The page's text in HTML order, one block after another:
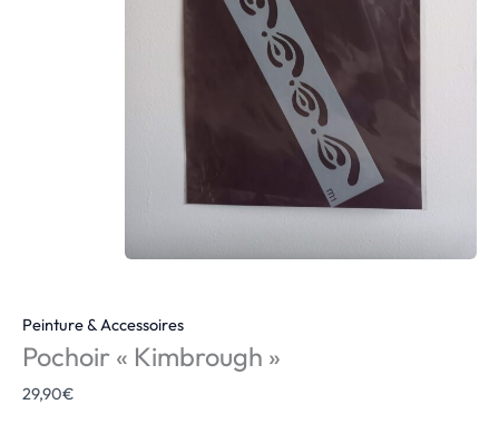
Peinture & Accessoires
Pochoir « Kimbrough »
29,90€